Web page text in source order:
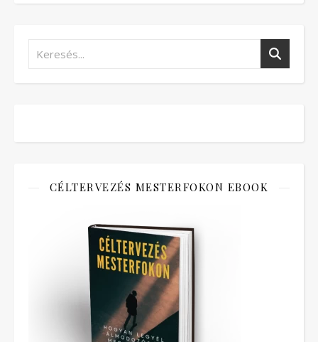
CÉLTERVEZÉS MESTERFOKON EBOOK